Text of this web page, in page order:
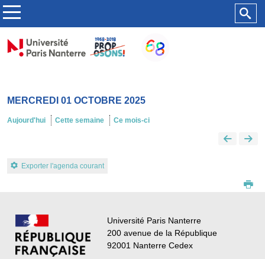
MERCREDI 01 OCTOBRE 2025
Aujourd'hui Cette semaine Ce mois-ci
Exporter l'agenda courant
Université Paris Nanterre
200 avenue de la République
92001 Nanterre Cedex